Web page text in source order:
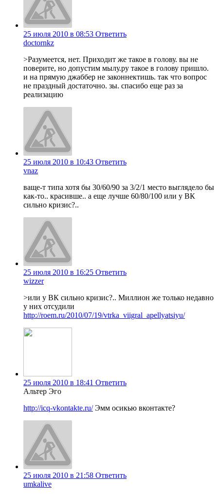
25 июля 2010 в 08:53 Ответить
doctornkz
>Разумеется, нет. Приходит же такое в голову. вы не
поверите, но допустим мылу.ру такое в голову пришло.
и на прямую джаббер не законнектишь. так что вопрос
не праздный достаточно. зы. спасибо еще раз за
реализацию
25 июля 2010 в 10:43 Ответить
vnaz
ваще-т типа хотя бы 30/60/90 за 3/2/1 место выглядело бы
как-то.. красивше.. а еще лучше 60/80/100 или у ВК
сильно кризис?..
25 июля 2010 в 16:25 Ответить
wizzer
>или у ВК сильно кризис?.. Миллион же только недавно
у них отсудили
http://roem.ru/2010/07/19/vtrka_viigral_apellyatsiyu/
25 июля 2010 в 18:41 Ответить
Альтер Эго
http://icq-vkontakte.ru/Эмм осикью вконтакте?
25 июля 2010 в 21:58 Ответить
umkalive